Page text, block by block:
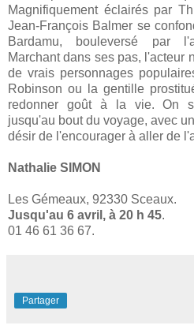
Magnifiquement éclairés par
Jean-François Balmer se
Bardamu, bouleversé par
Marchant dans ses pas, l'acteur
de vrais personnages
Robinson ou la gentille
redonner goût à la vie. On
jusqu'au bout du voyage, avec
désir de l'encourager à aller de
Nathalie SIMON
Les Gémeaux, 92330 Sceaux.
Jusqu'au 6 avril, à 20 h 45.
01 46 61 36 67.
Partager